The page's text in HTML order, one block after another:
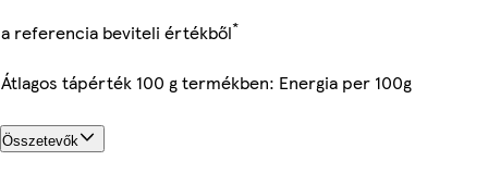
a referencia beviteli értékből*
Átlagos tápérték 100 g termékben: Energia per 100g
Összetevők